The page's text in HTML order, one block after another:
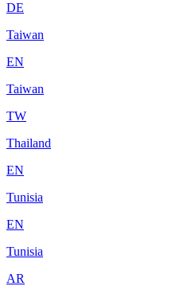
DE
Taiwan
EN
Taiwan
TW
Thailand
EN
Tunisia
EN
Tunisia
AR